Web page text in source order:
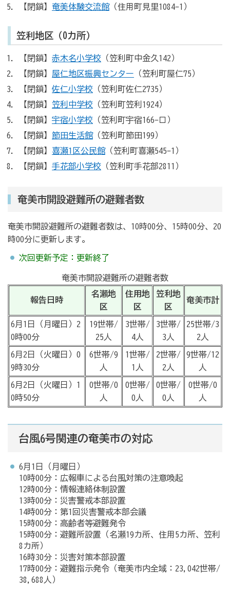
【閉鎖】 奄美体験交流館（住用町見里1084-1）
笠利地区（0カ所）
【閉鎖】 赤木名小学校 （笠利町中金久142）
【閉鎖】 屋仁地区振興センター （笠利町屋仁75）
【閉鎖】 佐仁小学校 （笠利町佐仁2735）
【閉鎖】 笠利中学校 （笠利町笠利1924）
【閉鎖】 宇宿小学校 （笠利町宇宿166-ロ）
【閉鎖】 節田生活館（笠利町節田199）
【閉鎖】 喜瀬1区公民館（笠利町喜瀬545-1）
【閉鎖】 手花部小学校 （笠利町手花部2811）
奄美市開設避難所の避難者数
奄美市開設避難所の避難者数は、10時00分、15時00分、20
時00分に更新します。
次回更新予定：更新終了
奄美市開設避難所の避難者数
報告日時
名瀬地
区
住用地
区
笠利地
区
奄美市計
6月1日（月曜日）2
0時00分
19世帯/
25人
3世帯/
4人
3世帯/
3人
25世帯/3
2人
6月2日（火曜日）0
9時30分
6世帯/9
人
1世帯/
1人
2世帯/
2人
9世帯/12
人
6月2日（火曜日）1
0時50分
0世帯/0
人
0世帯/
0人
0世帯/
0人
0世帯/0
人
台風6号関連の奄美市の対応
6月1日（月曜日）
10時00分：広報車による台風対策の注意喚起
12時00分：情報連絡体制設置
13時00分：災害警戒本部設置
14時00分：第1回災害警戒本部会議
15時00分：高齢者等避難発令
15時00分：避難所設置（名瀬19カ所、住用5カ所、笠利
8カ所）
16時30分：災害対策本部設置
17時00分：避難指示発令（奄美市内全域：23,042世帯/
38,688人）